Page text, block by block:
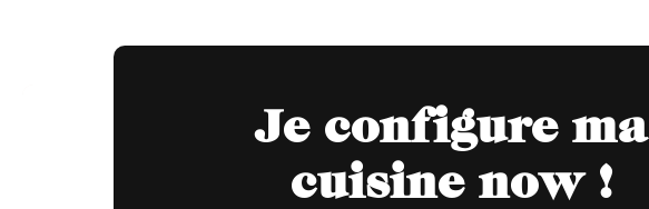
Je configure ma
cuisine now !